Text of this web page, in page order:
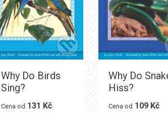
Why Do Birds
Sing?
Cena od 131 Kč
Why Do
Hiss?
Cena od 109 Kč